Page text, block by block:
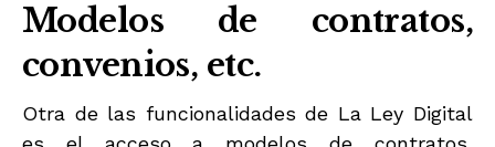
Modelos de contratos,
convenios, etc.
Otra de las funcionalidades de La Ley Digital